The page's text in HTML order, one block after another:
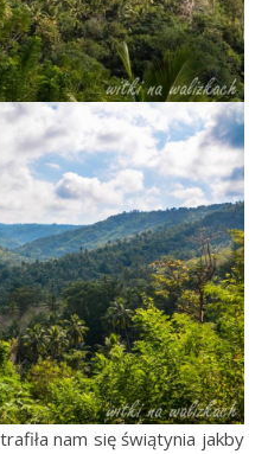
nam się świątynia jakby